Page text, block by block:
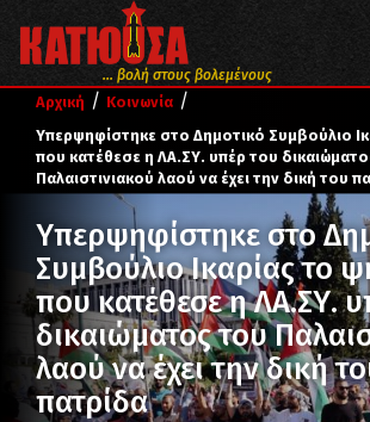
... βολή στους βολεμένους
Αρχική / Κοινωνία /
Υπερψηφίστηκε στο Δημοτικό Συμβούλιο
που κατέθεσε η ΛΑ.ΣΥ. υπέρ του
Παλαιστινιακού λαού να έχει την δική του
Υπερψηφίστηκε στο
Συμβούλιο Ικαρίας το
που κατέθεσε η ΛΑ.ΣΥ.
δικαιώματος του
λαού να έχει την δική
πατρίδα